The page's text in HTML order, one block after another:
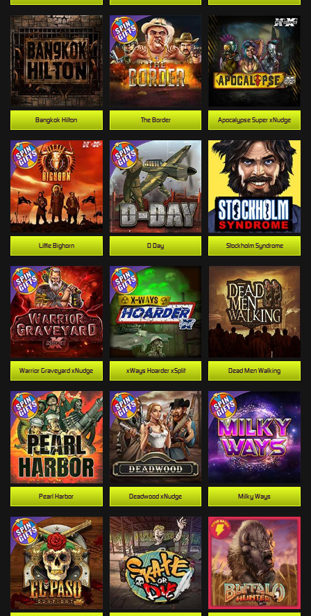
Dead Men Walking
Stockholm Syndrome
Apocalypse Super xNudge
Bangkok Hilton
Warrior Graveyard xNudge
Little Bighorn
Deadwood xNudge Milky Ways
Pearl Harbor
xWays Hoarder xSplit
D Day
The Border